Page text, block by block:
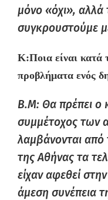
μόνο «όχι», αλλά
συγκρουστούμε
K:Ποια είναι
προβλήματα ενός
B.M: Θα πρέπει ο
συμμέτοχος των
λαμβάνονται από
της Αθήνας τα
είχαν αφεθεί
άμεση συνέπεια